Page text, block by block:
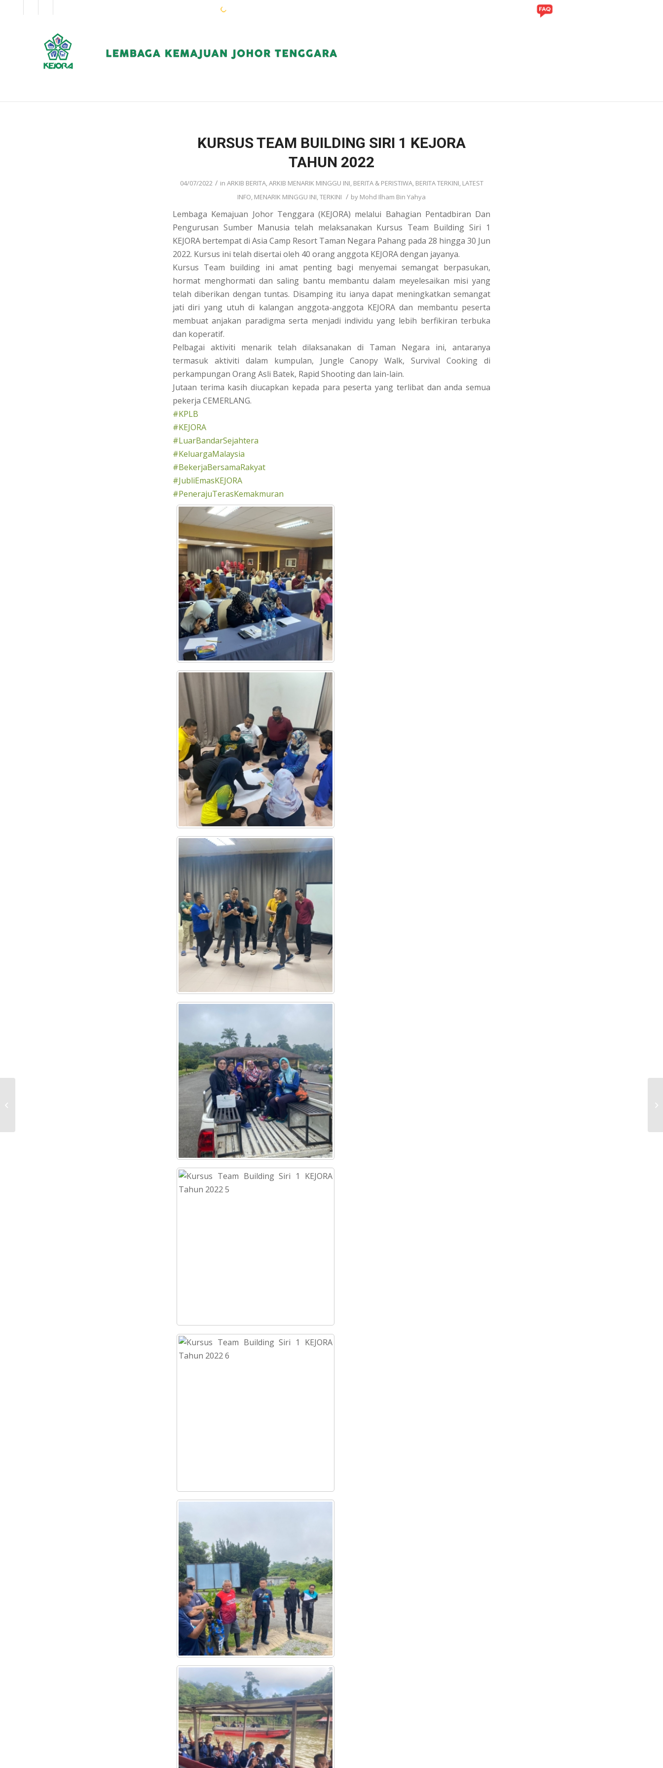
KURSUS TEAM BUILDING SIRI 1 KEJORA
TAHUN 2022
04/07/2022 / in ARKIB BERITA,ARKIB MENARIK MINGGU INI, BERITA & PERISTIWA, BERITA TERKINI, LATEST
INFO, MENARIK MINGGU INI,TERKINI / by Mohd Ilham Bin Yahya
Lembaga Kemajuan Johor Tenggara (KEJORA) melalui Bahagian Pentadbiran Dan
Pengurusan Sumber Manusia telah melaksanakan Kursus Team Building Siri 1
KEJORA bertempat di Asia Camp Resort Taman Negara Pahang pada 28 hingga 30 Jun
2022. Kursus ini telah disertai oleh 40 orang anggota KEJORA dengan jayanya.
Kursus Team building ini amat penting bagi menyemai semangat berpasukan,
hormat menghormati dan saling bantu membantu dalam meyelesaikan misi yang
telah diberikan dengan tuntas. Disamping itu ianya dapat meningkatkan semangat
jati diri yang utuh di kalangan anggota-anggota KEJORA dan membantu peserta
membuat anjakan paradigma serta menjadi individu yang lebih berfikiran terbuka
dan koperatif.
Pelbagai aktiviti menarik telah dilaksanakan di Taman Negara ini, antaranya
termasuk aktiviti dalam kumpulan, Jungle Canopy Walk, Survival Cooking di
perkampungan Orang Asli Batek, Rapid Shooting dan lain-lain.
Jutaan terima kasih diucapkan kepada para peserta yang terlibat dan anda semua
pekerja CEMERLANG.
#KPLB
#KEJORA
#LuarBandarSejahtera
#KeluargaMalaysia
#BekerjaBersamaRakyat
#JubliEmasKEJORA
#PenerajuTerasKemakmuran